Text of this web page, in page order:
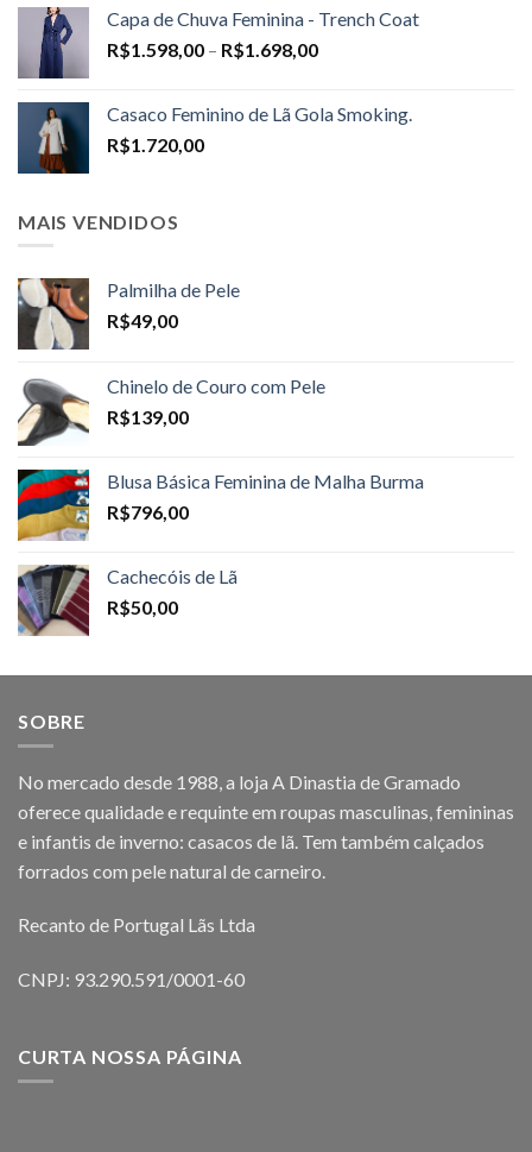
Capa de Chuva Feminina - Trench Coat
R$1.598,00 – R$1.698,00Price
through
Casaco Feminino de Lã Gola Smoking.
R$1.720,00
MAIS VENDIDOS
Palmilha de Pele
R$49,00
Chinelo de Couro com Pele
R$139,00
Blusa Básica Feminina de Malha Burma
R$796,00
Cachecóis de Lã
R$50,00
SOBRE
No mercado desde 1988, a loja A Dinastia de Gramado
oferece qualidade e requinte em roupas masculinas, femininas
e infantis de inverno: casacos de lã. Tem também calçados
forrados com pele natural de carneiro.
Recanto de Portugal Lãs Ltda
CNPJ: 93.290.591/0001-60
CURTA NOSSA PÁGINA